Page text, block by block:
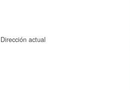
Dirección actual